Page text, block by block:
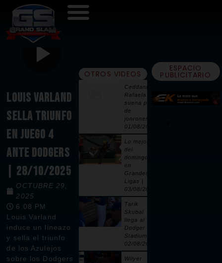
LOUIS VARLAND
SELLA TRIUNFO
EN JUEGO 4
ANTE DODGERS
| 28/10/2025
OCTUBRE 29,
2025
6:08 PM
Louis Varland
induce un lineazo
y sella el triunfo
de los Azulejos
sobre los Dodgers
OTROS VIDEOS
Ceddanne
Rafaela
suena par
de
jonrones |
01/08/2026
Lo mejor
del
domingo
en
Grandes
Ligas |
03/08/2026
Tarik
Skubal
llega al
Dodger
Stadium |
02/08/2026
Wilyer
ESPACIO
PUBLICITARIO